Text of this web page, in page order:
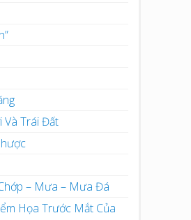
Và Trái Đất
– Mưa – Mưa Đá
Họa Trước Mắt Của